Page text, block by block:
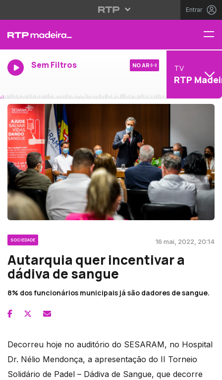
Entrar
Sem Filtros NO AR TV
RTP
SOCIEDADE 16 mai, 2022, 20:14
Autarquia quer incentivar a
dádiva de sangue
8% dos funcionários municipais já são dadores de sangue.
Decorreu hoje no auditório do SESARAM, no Hospital
Dr. Nélio Mendonça, a apresentação do II Torneio
Solidário de Padel – Dádiva de Sangue, que decorre